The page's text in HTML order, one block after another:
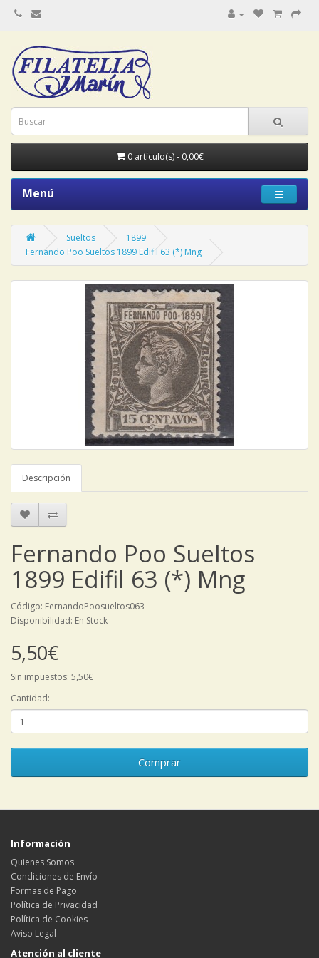
0 artículo(s) - 0,00€
Menú
Sueltos
1899
Fernando Poo Sueltos 1899 Edifil 63 (*) Mng
Descripción
Fernando Poo Sueltos
1899 Edifil 63 (*) Mng
Código: FernandoPoosueltos063
Disponibilidad: En Stock
5,50€
Sin impuestos: 5,50€
Cantidad:
Comprar
Información
Quienes Somos
Condiciones de Envío
Formas de Pago
Política de Privacidad
Política de Cookies
Aviso Legal
Atención al cliente